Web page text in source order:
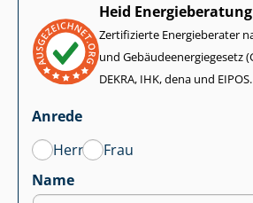
Heid Energieberatung
Zertifizierte Energieberater
und Ge­bäu­de­en­er­gie­ge­setz
DEKRA, IHK, dena und EIPOS.
Anrede
Herr
Frau
Name